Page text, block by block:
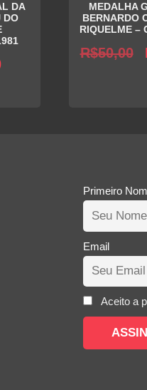
DA
DO
MEDALHA
BERNARDO
RIQUELME –
R$50,00
Primeiro
Email
Aceito a